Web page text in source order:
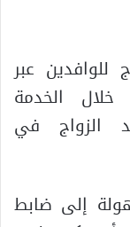
للوافدين عبر
الخدمة
الزواج في
إلى ضابط